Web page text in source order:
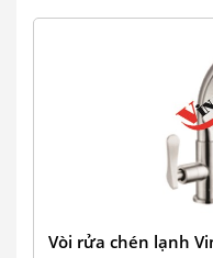
Vòi rửa chén lạnh